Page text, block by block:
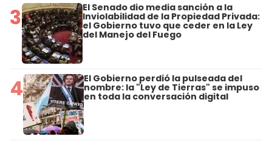
3 El Senado dio media sanción a la
Inviolabilidad de la Propiedad Privada:
el Gobierno tuvo que ceder en la Ley
del Manejo del Fuego
4 El Gobierno perdió la pulseada del
nombre: la "Ley de Tierras" se impuso
en toda la conversación digital